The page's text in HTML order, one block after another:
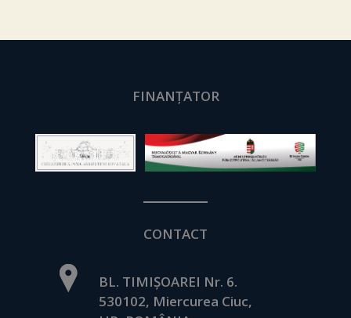
FINANȚATOR
CONTACT
BL. TIMIȘOAREI Nr. 6.
530102, Miercurea Ciuc,